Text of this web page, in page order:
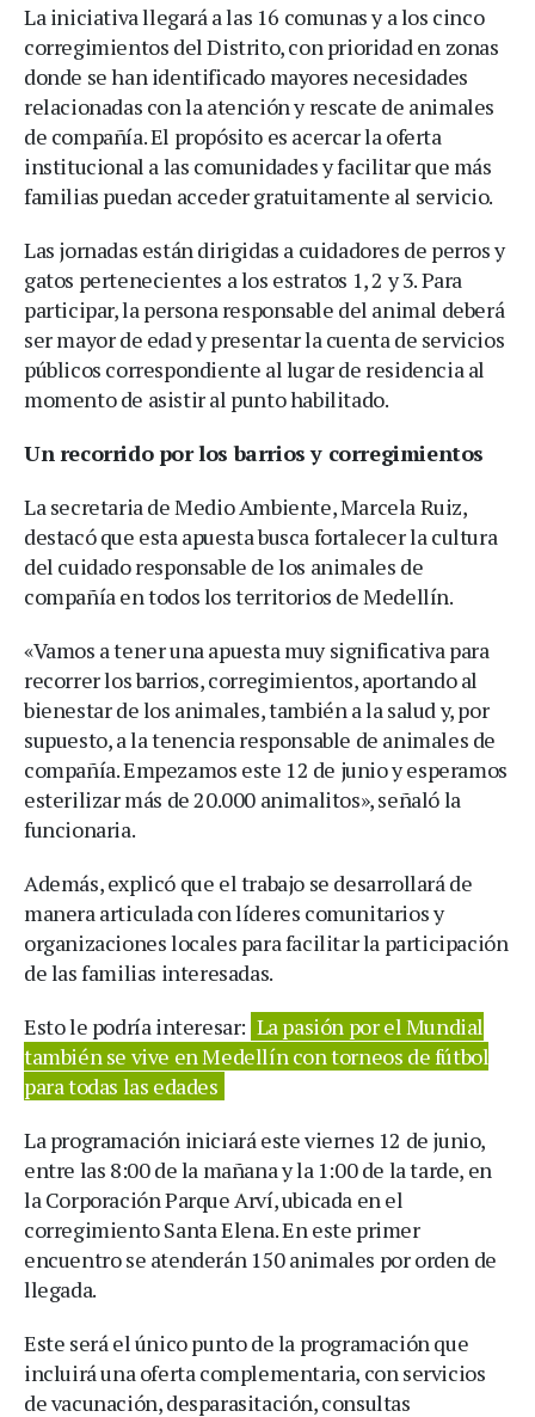
La iniciativa llegará a las 16 comunas y a los cinco
corregimientos del Distrito, con prioridad en zonas
donde se han identificado mayores necesidades
relacionadas con la atención y rescate de animales
de compañía. El propósito es acercar la oferta
institucional a las comunidades y facilitar que más
familias puedan acceder gratuitamente al servicio.
Las jornadas están dirigidas a cuidadores de perros y
gatos pertenecientes a los estratos 1, 2 y 3. Para
participar, la persona responsable del animal deberá
ser mayor de edad y presentar la cuenta de servicios
públicos correspondiente al lugar de residencia al
momento de asistir al punto habilitado.
Un recorrido por los barrios y corregimientos
La secretaria de Medio Ambiente, Marcela Ruiz,
destacó que esta apuesta busca fortalecer la cultura
del cuidado responsable de los animales de
compañía en todos los territorios de Medellín.
«Vamos a tener una apuesta muy significativa para
recorrer los barrios, corregimientos, aportando al
bienestar de los animales, también a la salud y, por
supuesto, a la tenencia responsable de animales de
compañía. Empezamos este 12 de junio y esperamos
esterilizar más de 20.000 animalitos», señaló la
funcionaria.
Además, explicó que el trabajo se desarrollará de
manera articulada con líderes comunitarios y
organizaciones locales para facilitar la participación
de las familias interesadas.
Esto le podría interesar: La pasión por el Mundial
también se vive en Medellín con torneos de fútbol
para todas las edades
La programación iniciará este viernes 12 de junio,
entre las 8:00 de la mañana y la 1:00 de la tarde, en
la Corporación Parque Arví, ubicada en el
corregimiento Santa Elena. En este primer
encuentro se atenderán 150 animales por orden de
llegada.
Este será el único punto de la programación que
incluirá una oferta complementaria, con servicios
de vacunación, desparasitación, consultas